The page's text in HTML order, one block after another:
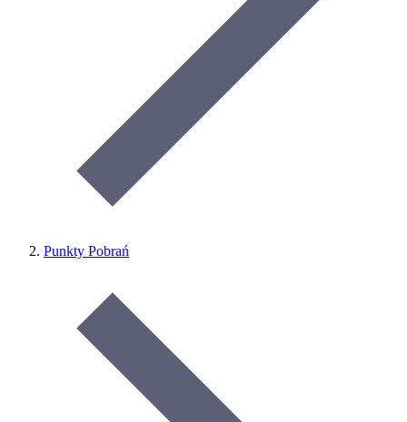
Punkty Pobrań